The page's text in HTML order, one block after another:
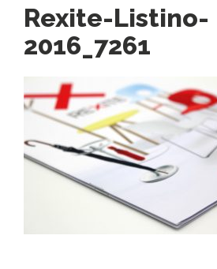
Rexite-Listino-
2016_7261